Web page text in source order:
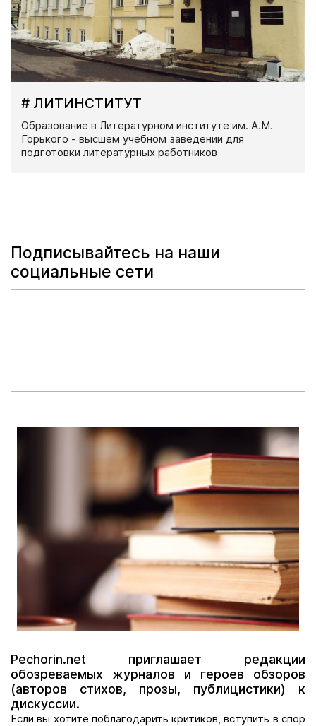
# ЛИТИНСТИТУТ
Образование в Литературном институте им. А.М.
Горького - высшем учебном заведении для
подготовки литературных работников
Подписывайтесь на наши
социальные сети
Pechorin.net приглашает редакции
обозреваемых журналов и героев обзоров
(авторов стихов, прозы, публицистики) к
дискуссии.
Если вы хотите поблагодарить критиков, вступить в спор